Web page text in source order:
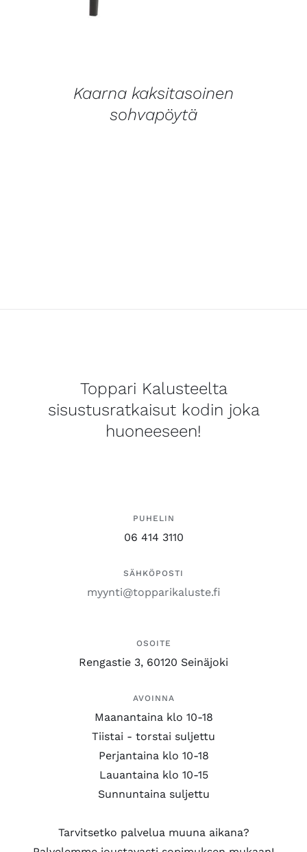
Kaarna kaksitasoinen
sohvapöytä
Toppari Kalusteelta
sisustusratkaisut kodin joka
huoneeseen!
PUHELIN
06 414 3110
SÄHKÖPOSTI
myynti@topparikaluste.fi
OSOITE
Rengastie 3, 60120 Seinäjoki
AVOINNA
Maanantaina klo 10-18
Tiistai - torstai suljettu
Perjantaina klo 10-18
Lauantaina klo 10-15
Sunnuntaina suljettu
Tarvitsetko palvelua muuna aikana?